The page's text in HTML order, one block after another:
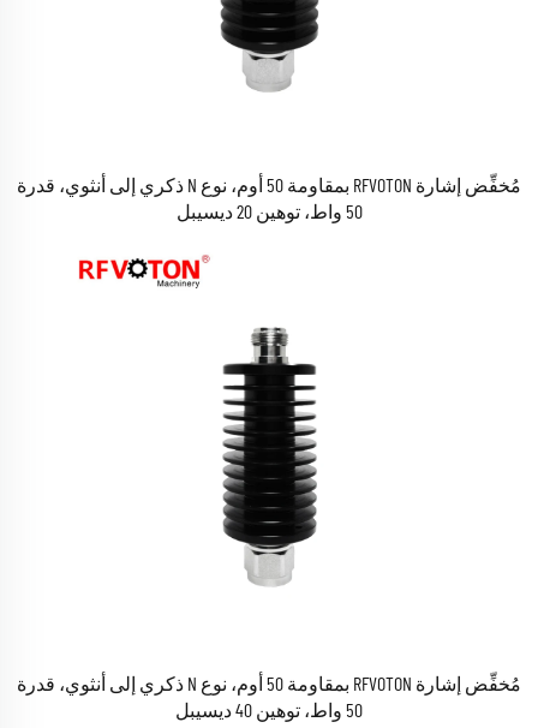
مُخفِّض إشارة RFVOTON بمقاومة 50 أوم، نوع N ذكري إلى أنثوي، قدرة
50 واط، توهين 20 ديسيبل
مُخفِّض إشارة RFVOTON بمقاومة 50 أوم، نوع N ذكري إلى أنثوي، قدرة
50 واط، توهين 40 ديسيبل